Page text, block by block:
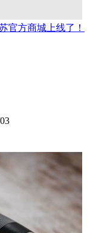
官方商城上线了！